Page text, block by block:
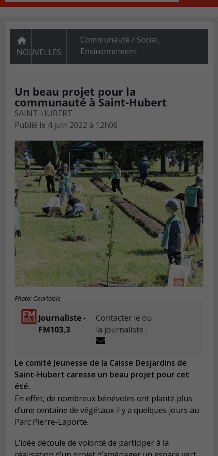
NOUVELLES
Communauté / Social,
Environnement
Un beau projet pour la
communauté à Saint-Hubert
SAINT-HUBERT -
Publié le 4 juin 2022 à 12h06
Photo: Courtoisie
Journaliste -
FM103,3
Contacter le ou
la journaliste :
Le comité Jeunesse de la Caisse Desjardins de
Saint-Hubert caresse un beau projet pour cet
été.
En effet, de nombreux bénévoles ont planté plus
d’une centaine de végétaux il y a quelques jours au
Parc Pierre-Laporte.
L’idée découle de volonté de participer à la